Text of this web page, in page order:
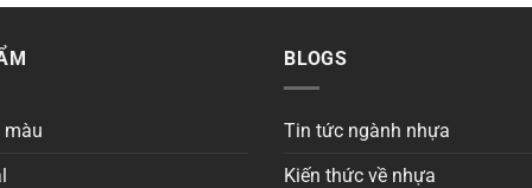
màu
BLOGS
Tin tức ngành nhựa
Kiến thức về nhựa